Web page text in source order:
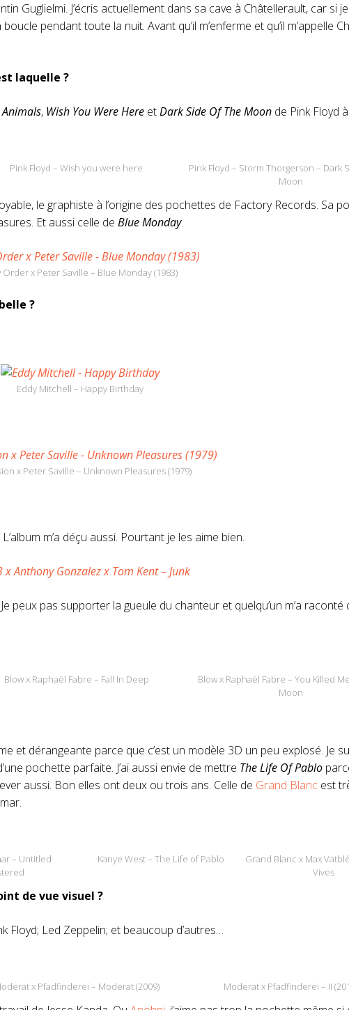
Guglielmi. J’écris actuellement dans sa cave à Châtellerault, car si
pendant toute la nuit. Avant qu’il m’enferme et qu’il m’appelle
laquelle ?
Animals, Wish You Were Here etDark Side Of The Moon de Pink Floyd
Pink Floyd – Wish you were here
Pink Floyd – Storm Thorgerson – Dark
Moon
le graphiste à l’origine des pochettes de Factory Records. Sa
Et aussi celle de Blue Monday.
Order x Peter Saville – Blue Monday (1983)
?
Eddy Mitchell – Happy Birthday
x Peter Saville – Unknown Pleasures (1979)
m’a déçu aussi. Pourtant je les aime bien.
peux pas supporter la gueule du chanteur et quelqu’un m’a raconté
Blow x Raphaël Fabre – Fall In Deep
Blow x Raphaël Fabre – You Killed
Moon
et dérangeante parce que c’est un modèle 3D un peu explosé. Je
pochette parfaite. J’ai aussi envie de mettre The Life Of Pablo
aussi. Bon elles ont deux ou trois ans. Celle de Grand Blanc est
– Untitled
Kanye West – The Life of Pablo
Grand Blanc x Max
Vives
de vue visuel ?
Floyd; Led Zeppelin; et beaucoup d’autres…
x Pfadfinderei – Moderat (2009) Moderat x Pfadfinderei – II